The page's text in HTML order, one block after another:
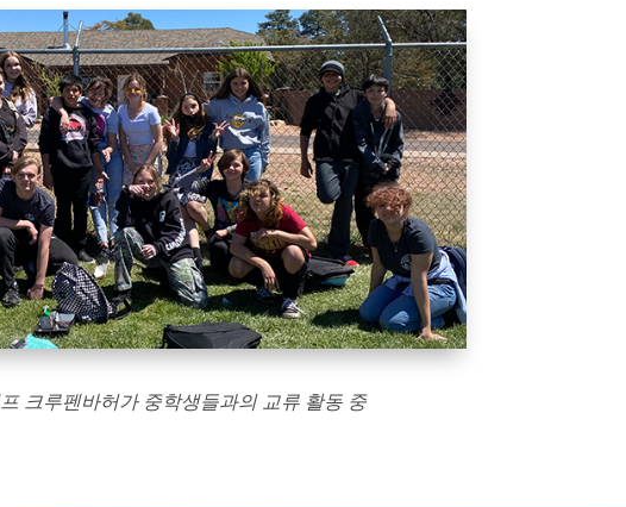
크루펜바허가 중학생들과의 교류 활동 중